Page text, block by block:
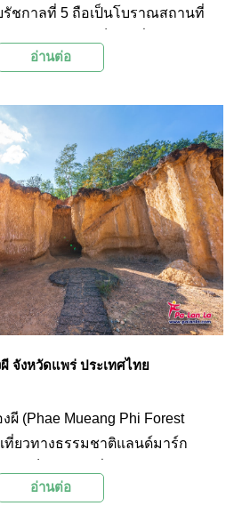
ชกาลที่ 5 ถือเป็นโบราณสถานที่
อยู่เพียงไม่กี่แห่งในประเทศไทย
อ่านต่อ
จังหวัดแพร่ ประเทศไทย
ผี (Phae Mueang Phi Forest
ที่ยวทางธรรมชาติแลนด์มาร์ก
กกระบวนการเปลี่ยนแปลงทาง
อ่านต่อ